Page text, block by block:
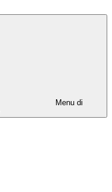
Menu di